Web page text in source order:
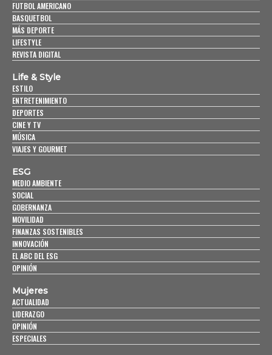
FUTBOL AMERICANO
BASQUETBOL
MÁS DEPORTE
LIFESTYLE
REVISTA DIGITAL
Life & Style
ESTILO
ENTRETENIMIENTO
DEPORTES
CINE Y TV
MÚSICA
VIAJES Y GOURMET
ESG
MEDIO AMBIENTE
SOCIAL
GOBERNANZA
MOVILIDAD
FINANZAS SOSTENIBLES
INNOVACIÓN
EL ABC DEL ESG
OPINIÓN
Mujeres
ACTUALIDAD
LIDERAZGO
OPINIÓN
ESPECIALES